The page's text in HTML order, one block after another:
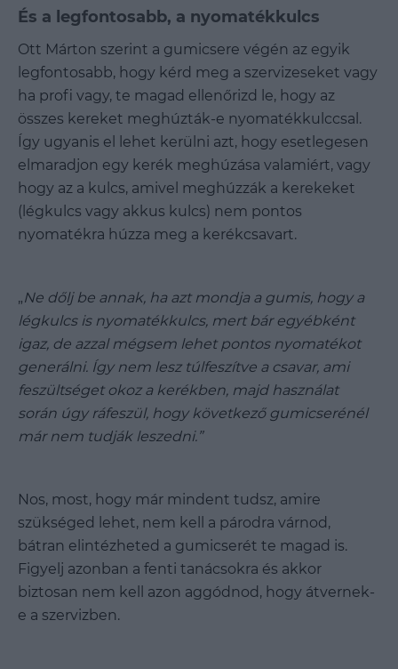
És a legfontosabb, a nyomatékkulcs
Ott Márton szerint a gumicsere végén az egyik
legfontosabb, hogy kérd meg a szervizeseket vagy
ha profi vagy, te magad ellenőrizd le, hogy az
összes kereket meghúzták-e nyomatékkulccsal.
Így ugyanis el lehet kerülni azt, hogy esetlegesen
elmaradjon egy kerék meghúzása valamiért, vagy
hogy az a kulcs, amivel meghúzzák a kerekeket
(légkulcs vagy akkus kulcs) nem pontos
nyomatékra húzza meg a kerékcsavart.
„Ne dőlj be annak, ha azt mondja a gumis, hogy a
légkulcs is nyomatékkulcs, mert bár egyébként
igaz, de azzal mégsem lehet pontos nyomatékot
generálni. Így nem lesz túlfeszítve a csavar, ami
feszültséget okoz a kerékben, majd használat
során úgy ráfeszül, hogy következő gumicserénél
már nem tudják leszedni.”
Nos, most, hogy már mindent tudsz, amire
szükséged lehet, nem kell a párodra várnod,
bátran elintézheted a gumicserét te magad is.
Figyelj azonban a fenti tanácsokra és akkor
biztosan nem kell azon aggódnod, hogy átvernek-
e a szervizben.